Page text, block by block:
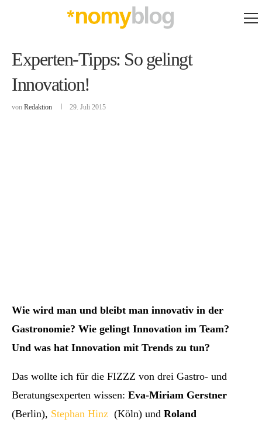
Experten-Tipps: So gelingt
Innovation!
von Redaktion 29. Juli 2015
Wie wird man und bleibt man innovativ in der
Gastronomie? Wie gelingt Innovation im Team?
Und was hat Innovation mit Trends zu tun?
Das wollte ich für die FIZZZ von drei Gastro- und
Beratungsexperten wissen: Eva-Miriam Gerstner
(Berlin), Stephan Hinz (Köln) und Roland